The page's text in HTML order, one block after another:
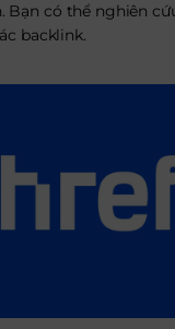
Bạn có thể nghiên
backlink.